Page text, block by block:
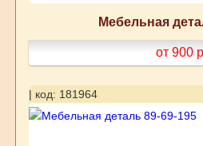
Мебельная
от 900
| код: 181964